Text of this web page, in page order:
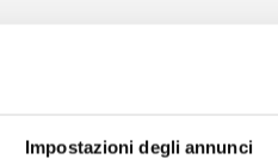
Impostazioni degli annunci